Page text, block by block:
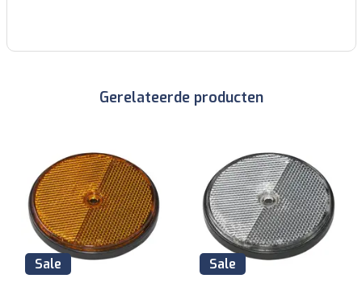
Gerelateerde producten
Sale Sale